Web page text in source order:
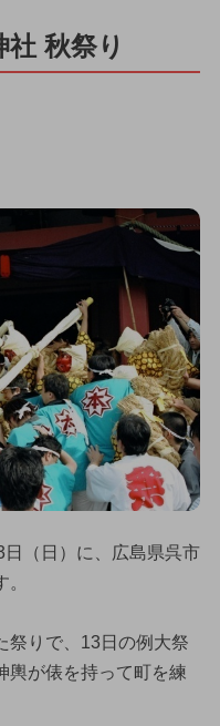
社 秋祭り
（日）に、広島県呉市
祭りで、13日の例大祭
輿が俵を持って町を練